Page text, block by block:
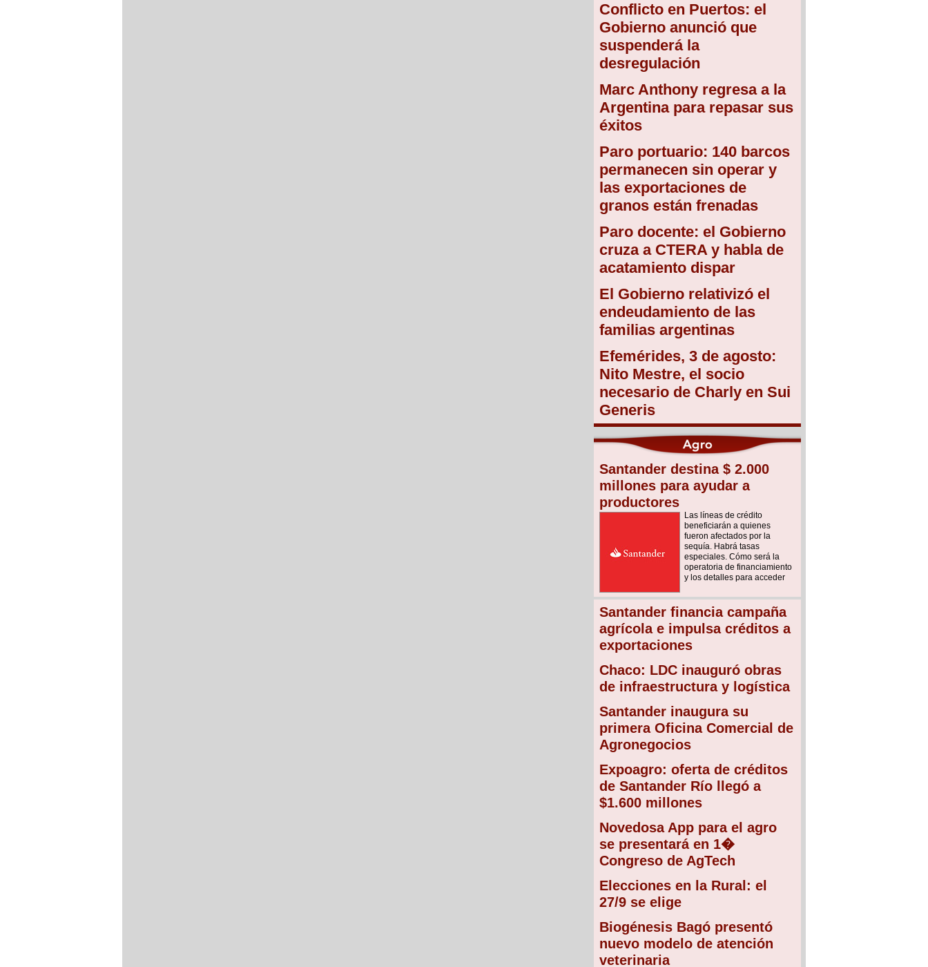
Conflicto en Puertos: el
Gobierno anunció que
suspenderá la
desregulación
Marc Anthony regresa a la
Argentina para repasar sus
éxitos
Paro portuario: 140 barcos
permanecen sin operar y
las exportaciones de
granos están frenadas
Paro docente: el Gobierno
cruza a CTERA y habla de
acatamiento dispar
El Gobierno relativizó el
endeudamiento de las
familias argentinas
Efemérides, 3 de agosto:
Nito Mestre, el socio
necesario de Charly en Sui
Generis
Santander destina $ 2.000
millones para ayudar a
productores
Las líneas de crédito
beneficiarán a quienes
fueron afectados por la
sequía. Habrá tasas
especiales. Cómo será la
operatoria de financiamiento
y los detalles para acceder
Santander financia campaña
agrícola e impulsa créditos a
exportaciones
Chaco: LDC inauguró obras
de infraestructura y logística
Santander inaugura su
primera Oficina Comercial de
Agronegocios
Expoagro: oferta de créditos
de Santander Río llegó a
$1.600 millones
Novedosa App para el agro
se presentará en 1�
Congreso de AgTech
Elecciones en la Rural: el
27/9 se elige
Biogénesis Bagó presentó
nuevo modelo de atención
veterinaria